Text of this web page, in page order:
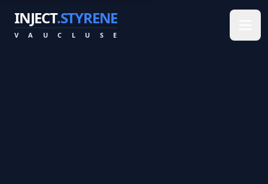
INJECT.STYRENE
V A U C L U S E